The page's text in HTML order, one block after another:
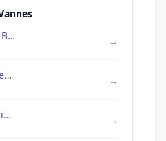
Couvreur à Vannes - BT Couverture - Toiture, Dépannage et Entretien
→
Flores Renov : Couvreur à Vannes, réparations toitures, recherche fuite, dépannage, nettoyage gouttière & toiture 56 Morbihan →
Toiture Service Morbihan TSM →